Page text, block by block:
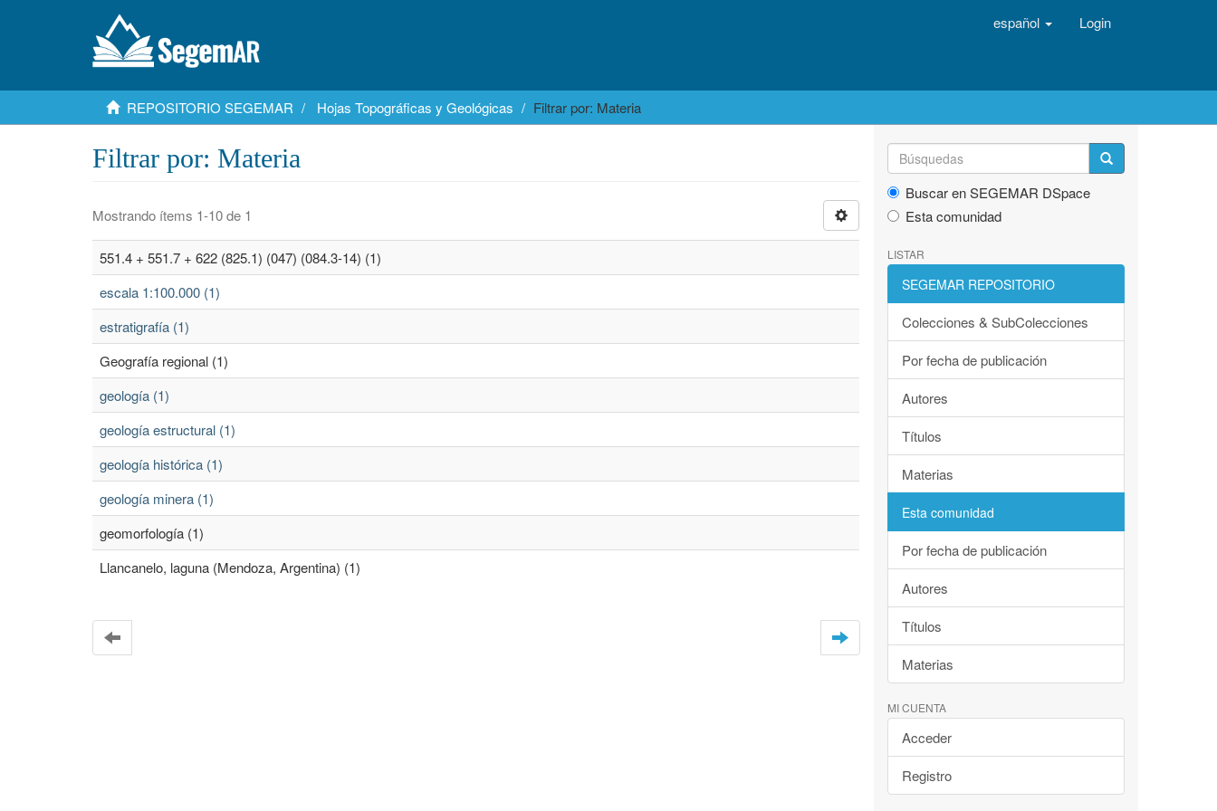
español Login
REPOSITORIO SEGEMAR Hojas Topográficas y Geológicas Filtrar por: Materia
Filtrar por: Materia
Mostrando ítems 1-10 de 1
551.4 + 551.7 + 622 (825.1) (047) (084.3-14) (1)
escala 1:100.000 (1)
estratigrafía (1)
Geografía regional (1)
geología (1)
geología estructural (1)
geología histórica (1)
geología minera (1)
geomorfología (1)
Llancanelo, laguna (Mendoza, Argentina) (1)
Buscar en SEGEMAR DSpace
Esta comunidad
LISTAR
SEGEMAR REPOSITORIO
Colecciones & SubColecciones
Por fecha de publicación
Autores
Títulos
Materias
Esta comunidad
Por fecha de publicación
Autores
Títulos
Materias
MI CUENTA
Acceder
Registro